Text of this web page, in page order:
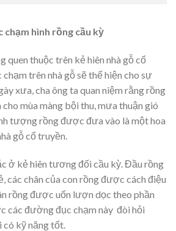
chạm hình rồng cầu kỳ
quen thuộc trên kẻ hiên nhà gỗ cổ
trên nhà gỗ sẽ thể hiện cho sự
xưa, cha ông ta quan niệm rằng rồng
mùa màng bội thu, mưa thuận gió
tượng rồng được đưa vào là một hoa
gỗ cổ truyền.
ở kẻ hiên tương đối cầu kỳ. Đầu rồng
các chân của con rồng được cách điệu
rồng được uốn lượn dọc theo phần
các đường đục chạm này đòi hỏi
có kỹ năng tốt.